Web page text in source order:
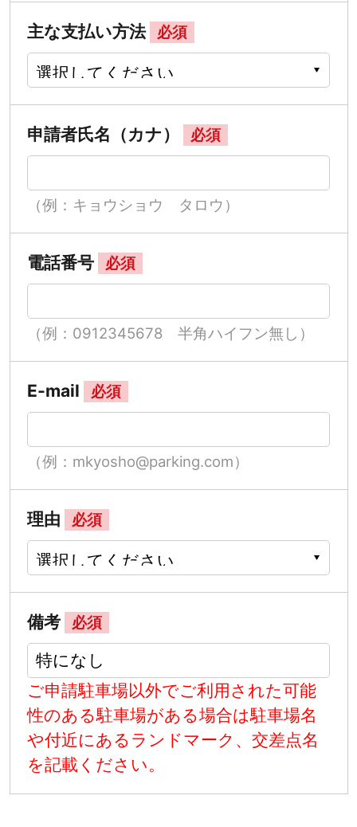
主な支払い方法 必須
申請者氏名（カナ） 必須
（例：キョウショウ タロウ）
電話番号 必須
（例：0912345678 半角ハイフン無し）
E-mail 必須
（例：mkyosho@parking.com）
理由 必須
備考 必須
ご申請駐車場以外でご利用された可能
性のある駐車場がある場合は駐車場名
や付近にあるランドマーク、交差点名
を記載ください。